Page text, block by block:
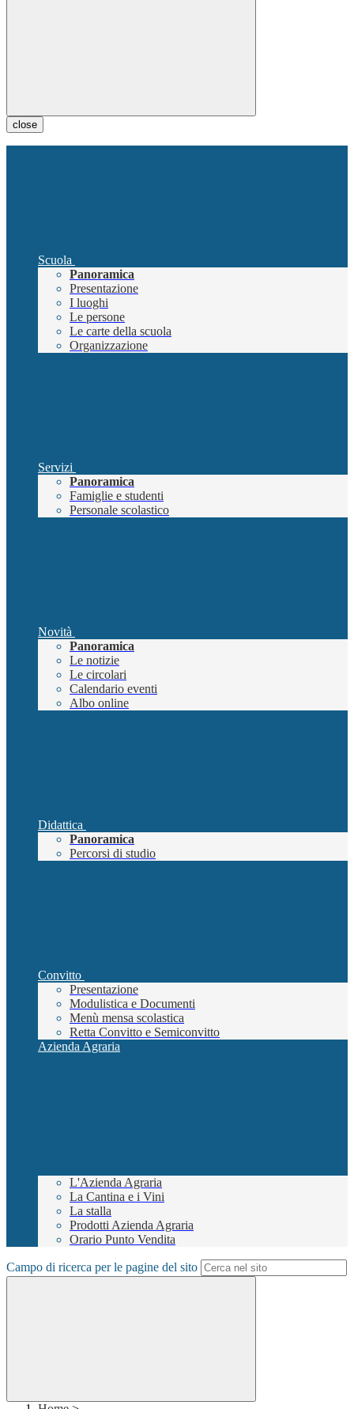
close
Scuola
Panoramica
Presentazione
I luoghi
Le persone
Le carte della scuola
Organizzazione
Servizi
Panoramica
Famiglie e studenti
Personale scolastico
Novità
Panoramica
Le notizie
Le circolari
Calendario eventi
Albo online
Didattica
Panoramica
Percorsi di studio
Convitto
Presentazione
Modulistica e Documenti
Menù mensa scolastica
Retta Convitto e Semiconvitto
Azienda Agraria
L'Azienda Agraria
La Cantina e i Vini
La stalla
Prodotti Azienda Agraria
Orario Punto Vendita
Campo di ricerca per le pagine del sito